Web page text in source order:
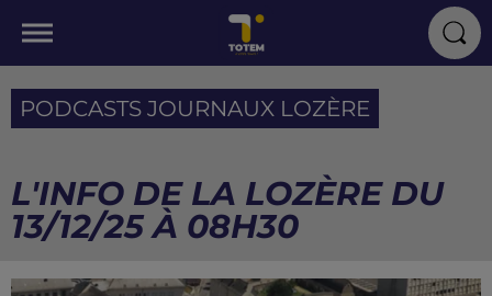
PODCASTS JOURNAUX LOZÈRE
L'INFO DE LA LOZÈRE DU
13/12/25 À 08H30